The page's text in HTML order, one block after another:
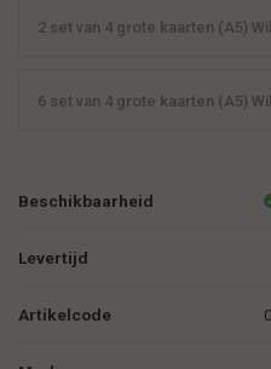
2 set van 4 grote kaarten (A5)
6 set van 4 grote kaarten (A5)
Beschikbaarheid
Levertijd
Artikelcode